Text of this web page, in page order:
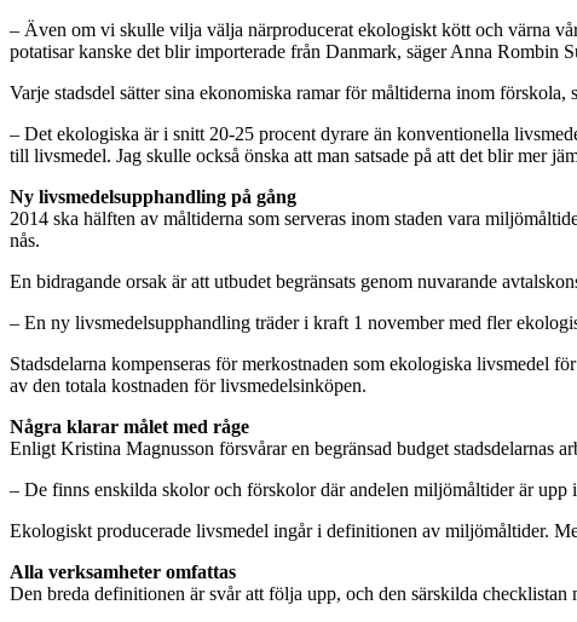
– Även om vi skulle vilja välja närproducerat ekologiskt kött och värna
potatisar kanske det blir importerade från Danmark, säger Anna Rombin
Varje stadsdel sätter sina ekonomiska ramar för måltiderna inom
– Det ekologiska är i snitt 20-25 procent dyrare än konventionella
till livsmedel. Jag skulle också önska att man satsade på att det blir mer
Ny livsmedelsupphandling på gång
2014 ska hälften av måltiderna som serveras inom staden vara
nås.
En bidragande orsak är att utbudet begränsats genom nuvarande
– En ny livsmedelsupphandling träder i kraft 1 november med fler
Stadsdelarna kompenseras för merkostnaden som ekologiska livsmedel
av den totala kostnaden för livsmedelsinköpen.
Några klarar målet med råge
Enligt Kristina Magnusson försvårar en begränsad budget stadsdelarnas
– De finns enskilda skolor och förskolor där andelen miljömåltider är upp
Ekologiskt producerade livsmedel ingår i definitionen av miljömåltider.
Alla verksamheter omfattas
Den breda definitionen är svår att följa upp, och den särskilda